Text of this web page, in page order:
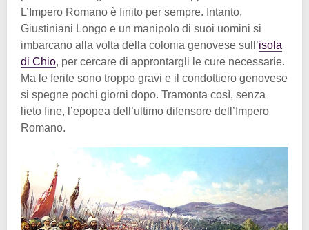
L’Impero Romano è finito per sempre. Intanto,
Giustiniani Longo e un manipolo di suoi uomini si
imbarcano alla volta della colonia genovese sull’isola
di Chio, per cercare di approntargli le cure necessarie.
Ma le ferite sono troppo gravi e il condottiero genovese
si spegne pochi giorni dopo. Tramonta così, senza
lieto fine, l’epopea dell’ultimo difensore dell’Impero
Romano.